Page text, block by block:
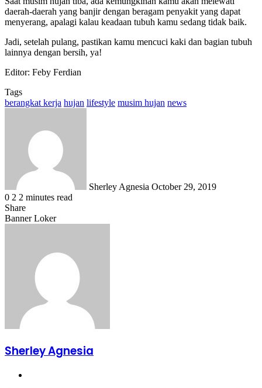
daerah-daerah yang banjir dengan beragam penyakit yang dapat
menyerang, apalagi kalau keadaan tubuh kamu sedang tidak baik.
Jadi, setelah pulang, pastikan kamu mencuci kaki dan bagian tubuh
lainnya dengan bersih, ya!
Editor: Feby Ferdian
Tags
berangkat kerja hujan lifestyle musim hujan news
Sherley Agnesia October 29, 2019
0 2 2 minutes read
Share
Facebook
X
LinkedIn
WhatsApp
Share
Banner Loker
Sherley Agnesia